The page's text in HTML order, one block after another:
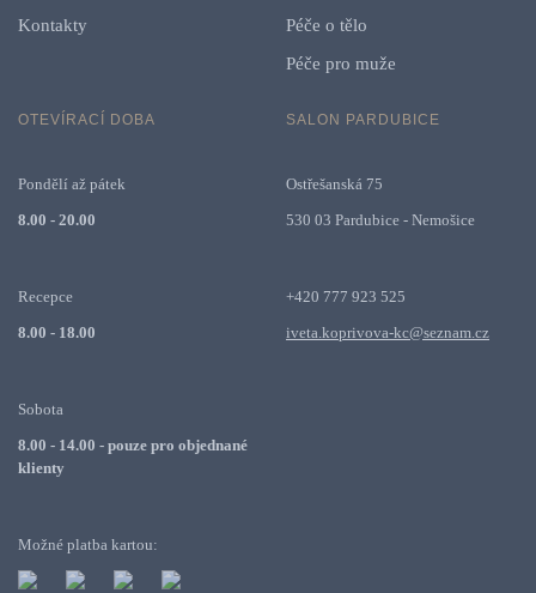
Kontakty Péče o tělo
Péče pro muže
OTEVÍRACÍ DOBA
Pondělí až pátek
8.00 - 20.00
Recepce
8.00 - 18.00
Sobota
8.00 - 14.00 - pouze pro objednané
klienty
Možné platba kartou:
SALON PARDUBICE
Ostřešanská 75
530 03 Pardubice - Nemošice
+420 777 923 525
iveta.koprivova-kc@seznam.cz